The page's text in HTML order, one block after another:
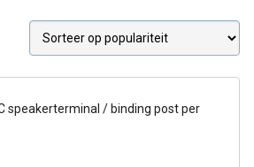
speakerterminal / binding post per